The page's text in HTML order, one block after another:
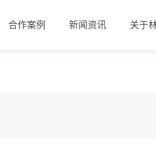
合作案例 新闻资讯 关于